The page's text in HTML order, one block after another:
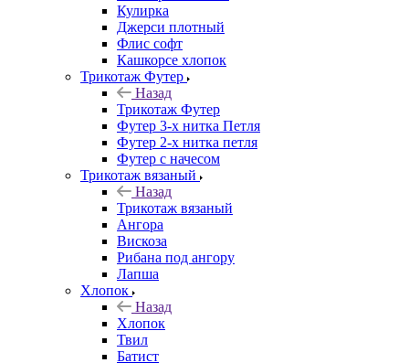
Кулирка
Джерси плотный
Флис софт
Кашкорсе хлопок
Трикотаж Футер
Назад
Трикотаж Футер
Футер 3-х нитка Петля
Футер 2-х нитка петля
Футер с начесом
Трикотаж вязаный
Назад
Трикотаж вязаный
Ангора
Вискоза
Рибана под ангору
Лапша
Хлопок
Назад
Хлопок
Твил
Батист